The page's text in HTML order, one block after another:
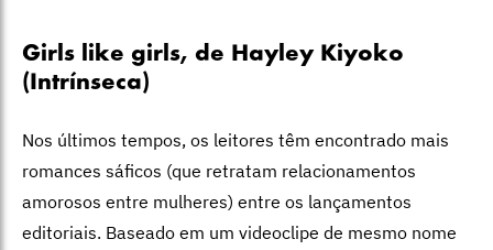
Girls like girls, de Hayley Kiyoko
(Intrínseca)
Nos últimos tempos, os leitores têm encontrado mais
romances sáficos (que retratam relacionamentos
amorosos entre mulheres) entre os lançamentos
editoriais. Baseado em um videoclipe de mesmo nome